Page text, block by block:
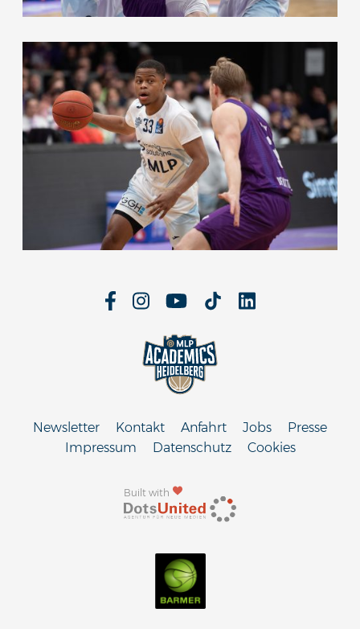
Built with
Newsletter Kontakt Anfahrt Jobs
Presse
Impressum
Datenschutz Cookies